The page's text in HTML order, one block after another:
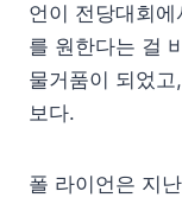
언이 전당대회
를 원한다는 걸
물거품이 되었
보다.
폴 라이언은 지